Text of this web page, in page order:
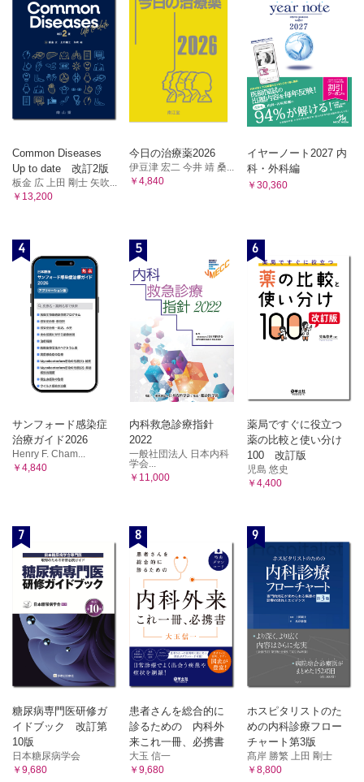
4 倫理・患者の権利
1 医療従事者の職業倫理
2 医療の倫理原則
3 患者とのコミュニケーション
①診断へのプロセス
4 患者の権利
①基本的人権/②患者の権利（リスボン宣言）/③選択の自由（医療の
選択）と
自己決定権/④患者への説明と同意/⑤個人情報の保護
1 人体解剖学概説
①細胞および組織/②発生
2 運動系
①骨格系/②筋系
①消化器系/②呼吸器系/③泌尿器系/④生殖器系
5 内分泌系
①内分泌系
6 神経系
①神経系の基礎/②脳/③脊髄/④末梢神経
7 感覚器系
①外皮/②視覚器/③平行聴覚器/④味覚器/⑤嗅覚器
6 生理学
1 生理学とは
①細胞の構造と機能/②組織・器官と生体の機能系/③生体の恒常性と
④体液の区分と組成
2 筋の生理
①骨格筋
3 神経の生理
①神経信号の伝達/②神経系の構成/③脳の高次機能障害/④内臓機能の
5 感覚の生理
①感覚の一般的特性/②特殊感覚/③体性感覚（皮膚感覚・深部感覚）/
④内臓感覚（臓器感覚・内臓痛覚）/⑤発痛物質と痛みの抑制システ
ム
6 内分泌
①ホルモンの一般的性質/②それぞれの内分泌腺とホルモンの作用
7 生 殖
①性分化/②男性生殖器/③女性生殖器/④妊娠と分娩
8 血 液
9 骨の生理
①骨の成長/②カルシウム代謝調節ホルモン
①心臓/②血管/③循環の調節
11 呼吸の生理学
⑤調査方法/⑥調査結果の解釈と評価
2 関係法規
1 序 論
①法の体系/②柔道整復師と患者の権利/③医療過誤とリスク
マネジメント
2 柔道整復師法の目的と定義
①総則/②免許
①試験の実施
4 業 務
①業務の禁止/②業務範囲/③秘密を守る義務/④都道府県知事
6 雑 則
①広告
7 罰 則
①罪刑法定主義/②柔道整復師法に定められる罰則/③両罰規
定
8 医療従事者の資格法
①医師法/②保健師助産師看護師法/③診療放射線技師法/
④理学療法士および作業療法士法/⑤薬剤師法
①医療提供の理念/②病院・診療所・助産所の定義/③地域医
療支
援病院・特定機能病院の定義/④医療の安全の確保/⑤病床の
①生活保護法/②児童福祉法/③身体障害者福祉法
11 社会保険関係法規
①健康保険法/②国民健康保険法/③高齢者の医療の確保に関
する法律/
12 その他の関係法規
①個人情報の保護に関する法律
3 社会保障制度
1 社会保障
①社会保障制度/②社会保障の3 つの機能
2 社会保険
①現在の日本の「社会保険制度」/②公的年金/③公的年金制
④雇用保険制度の仕組み/⑤労働災害補償制度の仕組み/
⑥介護保険の意義と仕組み/⑦社会福祉・公的扶助・公衆衛生
Common Diseases
Up to date 改訂2版
板金 広 上田 剛士 矢吹...
￥13,200
今日の治療薬2026
伊豆津 宏二 今井 靖 桑...
￥4,840
イヤーノート2027 内
科・外科編
￥30,360
4
サンフォード感染症
治療ガイド2026
Henry F. Cham...
￥4,840
5
内科救急診療指針
2022
一般社団法人 日本内科
学会...
￥11,000
6
薬局ですぐに役立つ
薬の比較と使い分け
100 改訂版
児島 悠史
￥4,400
7
糖尿病専門医研修ガ
イドブック 改訂第
10版
日本糖尿病学会
￥9,680
8
患者さんを総合的に
診るための 内科外
来これ一冊、必携書
大玉 信一
￥9,680
9
ホスピタリストのた
めの内科診療フロー
チャート第3版
髙岸 勝繁 上田 剛士
￥8,800